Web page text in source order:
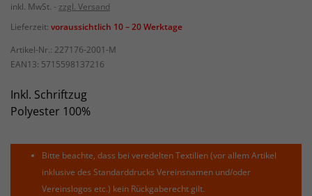
inkl. MwSt.
zzgl. Versand
Lieferzeit: voraussichtlich 10 – 20 Werktage
Artikel-Nr.: 227176-2001-M
EAN13: 5715598137216
Inkl. Schriftzug
Polyester 100%
Bitte beachte, dass bei veredelten Textilien (vor allem Artikel
inklusive des Standarddrucks Vereinsnamen und/oder
Vereinslogos etc.) kein Rückgaberecht gilt.